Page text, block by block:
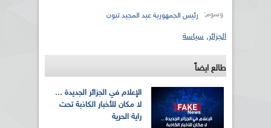
وسوم: رئيس الجمهورية عبد المجيد تبون
الجزائر, سياسة
طالع ايضاً
الإعلام في الجزائر الجديدة ...
لا مكان للأخبار الكاذبة تحت
راية الحرية